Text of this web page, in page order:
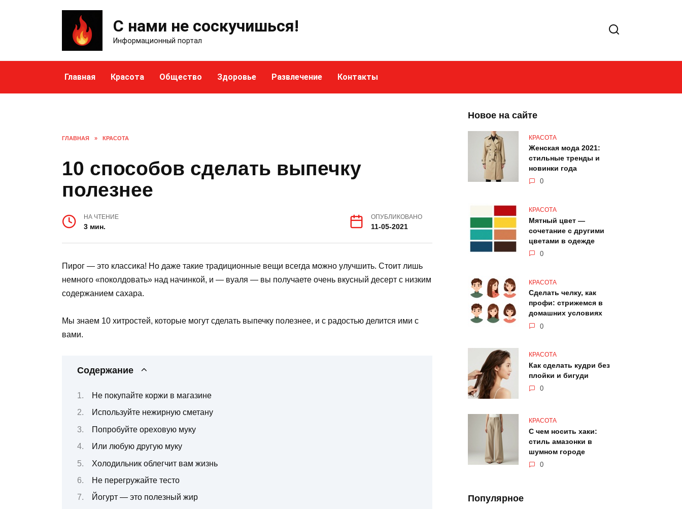
С нами не соскучишься!
Информационный портал
Главная Красота Общество Здоровье Развлечение Контакты
ГЛАВНАЯ » КРАСОТА
10 способов сделать выпечку
полезнее
НА ЧТЕНИЕ
3 мин.
ОПУБЛИКОВАНО
11-05-2021
Пирог — это классика! Но даже такие традиционные вещи всегда можно улучшить. Стоит лишь
немного «поколдовать» над начинкой, и — вуаля — вы получаете очень вкусный десерт с низким
содержанием сахара.
Мы знаем 10 хитростей, которые могут сделать выпечку полезнее, и с радостью делится ими с
вами.
Содержание
Не покупайте коржи в магазине
Используйте нежирную сметану
Попробуйте ореховую муку
Или любую другую муку
Холодильник облегчит вам жизнь
Не перегружайте тесто
Йогурт — это полезный жир
Новое на сайте
КРАСОТА
Женская мода 2021:
стильные тренды и
новинки года
0
КРАСОТА
Мятный цвет —
сочетание с другими
цветами в одежде
0
КРАСОТА
Сделать челку, как
профи: стрижемся в
домашних условиях
0
КРАСОТА
Как сделать кудри без
плойки и бигуди
0
КРАСОТА
С чем носить хаки:
стиль амазонки в
шумном городе
0
Популярное